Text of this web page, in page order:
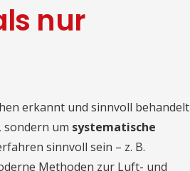
nur
erkannt und sinnvoll behandelt
sondern um systematische
sinnvoll sein – z. B.
Methoden zur Luft- und